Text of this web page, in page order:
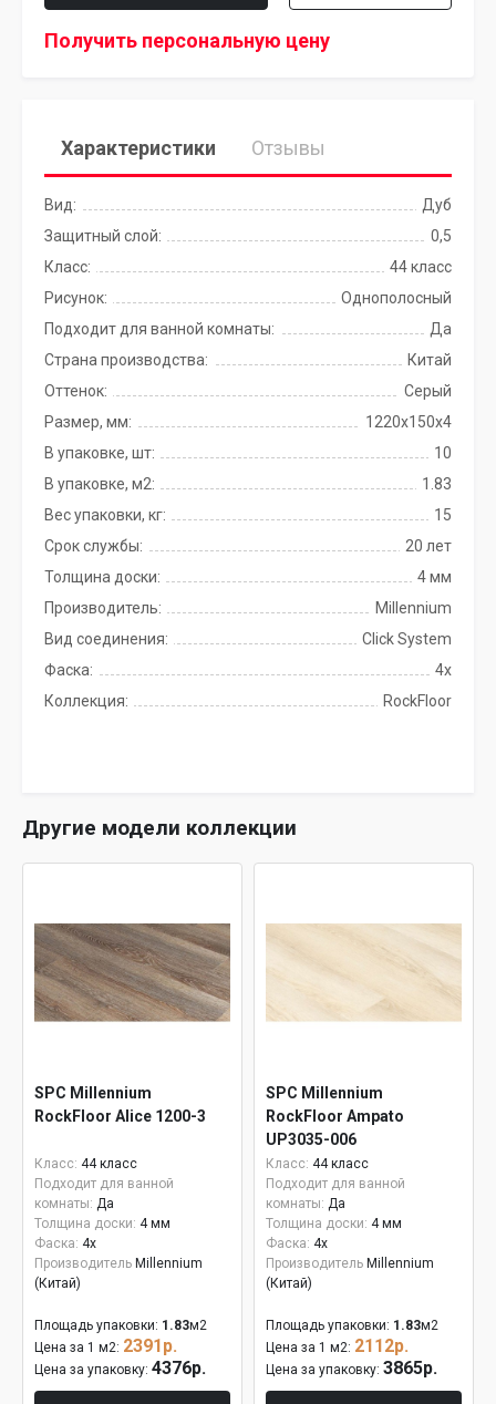
Получить персональную цену
Характеристики Отзывы
Вид:
Дуб
Защитный слой:
0,5
Класс:
44 класс
Рисунок:
Однополосный
Подходит для ванной комнаты:
Да
Страна производства:
Китай
Оттенок:
Серый
Размер, мм:
1220x150x4
В упаковке, шт:
10
В упаковке, м2:
1.83
Вес упаковки, кг:
15
Срок службы:
20 лет
Толщина доски:
4 мм
Производитель:
Millennium
Вид соединения:
Click System
Фаска:
4x
Коллекция:
RockFloor
Другие модели коллекции
SPC Millennium
RockFloor Alice 1200-3
Класс: 44 класс
Подходит для ванной
комнаты: Да
Толщина доски: 4 мм
Фаска: 4x
Производитель Millennium
(Китай)
Площадь упаковки: 1.83м2
Цена за 1 м2: 2391р.
Цена за упаковку: 4376р.
SPC Millennium
RockFloor Ampato
UP3035-006
Класс: 44 класс
Подходит для ванной
комнаты: Да
Толщина доски: 4 мм
Фаска: 4x
Производитель Millennium
(Китай)
Площадь упаковки: 1.83м2
Цена за 1 м2: 2112р.
Цена за упаковку: 3865р.